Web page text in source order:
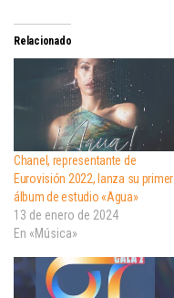
Relacionado
Chanel, representante de
Eurovisión 2022, lanza su primer
álbum de estudio «Agua»
13 de enero de 2024
En «Música»